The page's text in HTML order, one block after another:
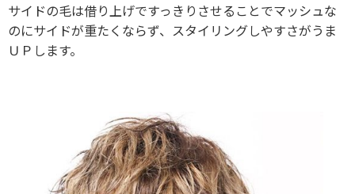
サイドの毛は借り上げですっきりさせることでマッシュな
のにサイドが重たくならず、スタイリングしやすさがうま
ＵＰします。